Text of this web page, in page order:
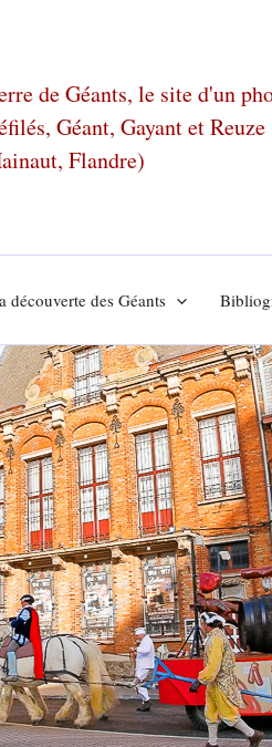
de Géants, le site d'un
Géant, Gayant et
Flandre)
découverte des Géants